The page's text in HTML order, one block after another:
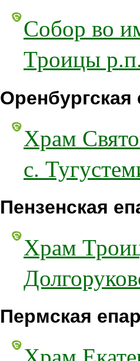
Собор во
Троицы
Оренбургская
Храм
с.
Пензенская
Храм
Пермская